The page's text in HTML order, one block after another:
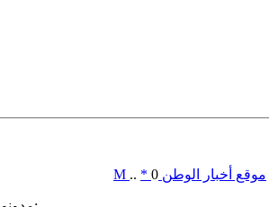
M .. * موقع أخبار الوطن 0